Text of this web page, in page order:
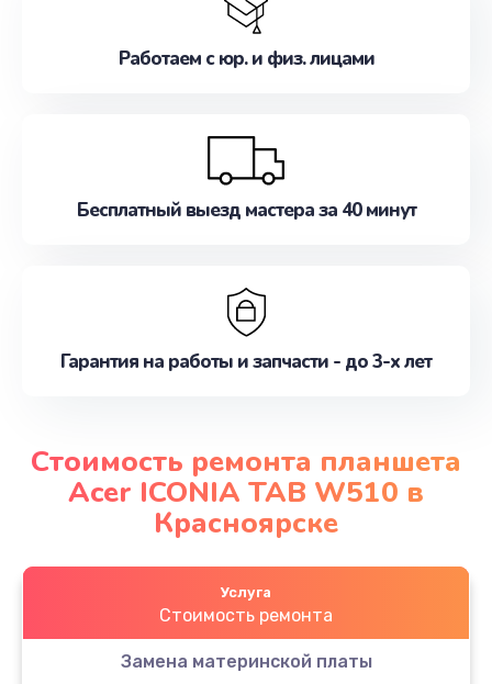
Работаем с юр. и физ. лицами
Бесплатный выезд мастера за 40 минут
Гарантия на работы и запчасти - до 3-х лет
Стоимость ремонта планшета
Acer ICONIA TAB W510 в
Красноярске
Услуга
Стоимость ремонта
Замена материнской платы